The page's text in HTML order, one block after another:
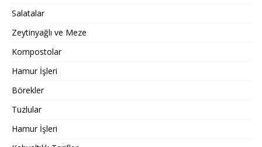
Salatalar
Zeytinyağlı ve Meze
Kompostolar
Hamur İşleri
Börekler
Tuzlular
Hamur İşleri